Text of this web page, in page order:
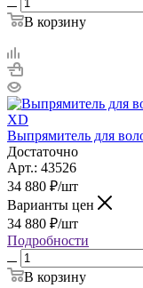
В корзину
Выпрямитель для
Достаточно
Арт.: 43526
34 880 ₽/шт
Варианты цен
34 880 ₽/шт
Подробности
В корзину